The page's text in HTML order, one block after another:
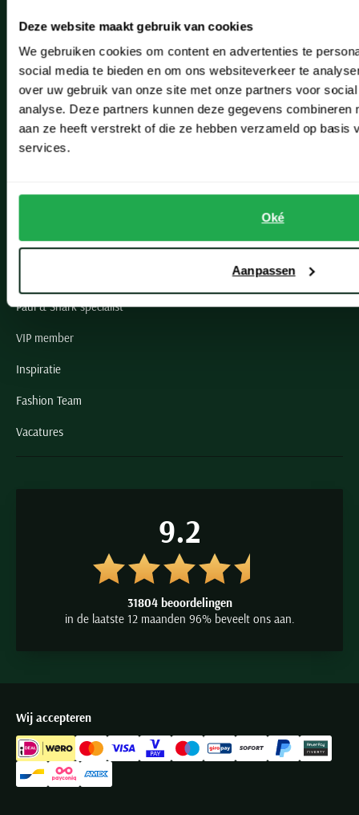
Deze website maakt gebruik van cookies
We gebruiken cookies om content en advertenties te
social media te bieden en om ons websiteverkeer te
over uw gebruik van onze site met onze partners voor
analyse. Deze partners kunnen deze gegevens combineren
aan ze heeft verstrekt of die ze hebben verzameld op basis
services.
Oké
Aanpassen
Leiderdorp
Noordwijk
Openingstijden winkels
Schulte Herenmode
Paul & Shark specialist
VIP member
Inspiratie
Fashion Team
Vacatures
9.2
31804 beoordelingen
in de laatste 12 maanden 96% beveelt ons aan.
Wij accepteren